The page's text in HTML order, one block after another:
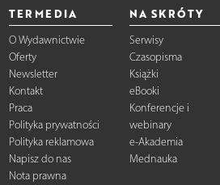
TERMEDIA
O Wydawnictwie
Oferty
Newsletter
Kontakt
Praca
Polityka prywatności
Polityka reklamowa
Napisz do nas
Nota prawna
NA SKRÓTY
Serwisy
Czasopisma
Książki
eBooki
Konferencje i
webinary
e-Akademia
Mednauka